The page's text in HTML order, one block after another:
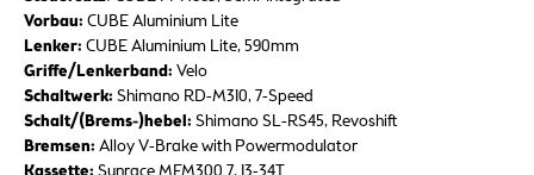
Vorbau: CUBE Aluminium Lite
Lenker: CUBE Aluminium Lite, 590mm
Griffe/Lenkerband: Velo
Schaltwerk: Shimano RD-M310, 7-Speed
Schalt/(Brems-)hebel: Shimano SL-RS45, Revoshift
Bremsen: Alloy V-Brake with Powermodulator